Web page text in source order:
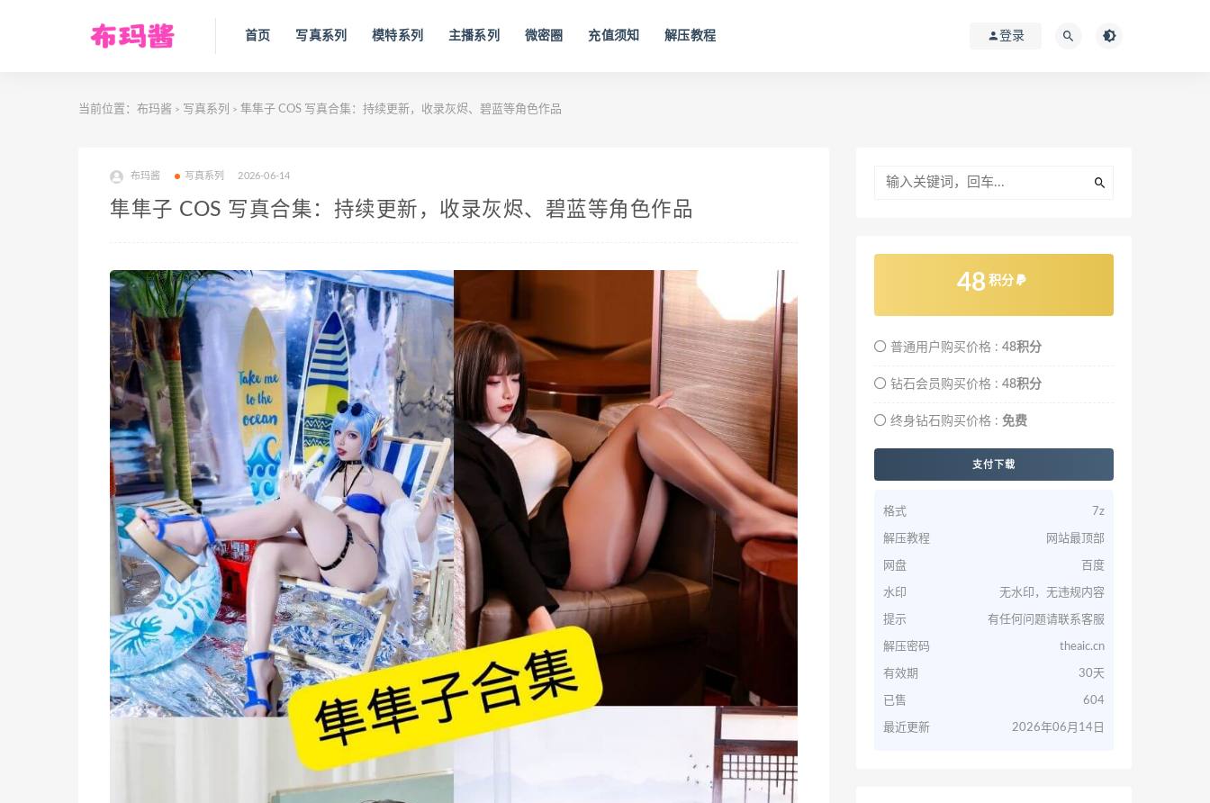
首页 写真系列 模特系列 主播系列 微密圈 充值须知 解压教程 登录
当前位置： 布玛酱 > 写真系列 > 隼隼子 COS 写真合集：持续更新，收录灰烬、碧蓝等角色作品
布玛酱 写真系列 2026-06-14
隼隼子 COS 写真合集：持续更新，收录灰烬、碧蓝等角色作品
48 积分
普通用户购买价格 : 48积分
钻石会员购买价格 : 48积分
终身钻石购买价格 : 免费
支付下载
格式 7z
解压教程 网站最顶部
网盘 百度
水印 无水印，无违规内容
提示 有任何问题请联系客服
解压密码 theaic.cn
有效期 30天
已售 604
最近更新 2026年06月14日